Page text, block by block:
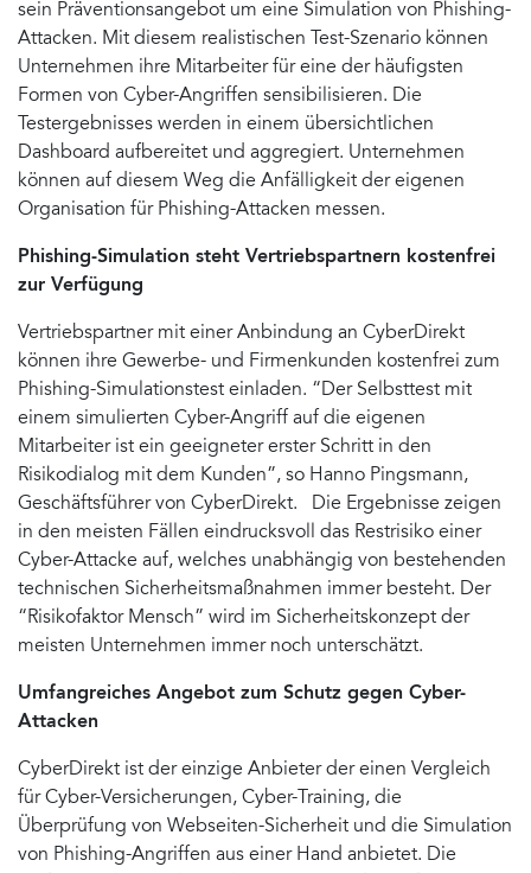
sein Präventionsangebot um eine Simulation von Phishing-
Attacken. Mit diesem realistischen Test-Szenario können
Unternehmen ihre Mitarbeiter für eine der häufigsten
Formen von Cyber-Angriffen sensibilisieren. Die
Testergebnisses werden in einem übersichtlichen
Dashboard aufbereitet und aggregiert. Unternehmen
können auf diesem Weg die Anfälligkeit der eigenen
Organisation für Phishing-Attacken messen.
Phishing-Simulation steht Vertriebspartnern kostenfrei
zur Verfügung
Vertriebspartner mit einer Anbindung an CyberDirekt
können ihre Gewerbe- und Firmenkunden kostenfrei zum
Phishing-Simulationstest einladen. “Der Selbsttest mit
einem simulierten Cyber-Angriff auf die eigenen
Mitarbeiter ist ein geeigneter erster Schritt in den
Risikodialog mit dem Kunden”, so Hanno Pingsmann,
Geschäftsführer von CyberDirekt. Die Ergebnisse zeigen
in den meisten Fällen eindrucksvoll das Restrisiko einer
Cyber-Attacke auf, welches unabhängig von bestehenden
technischen Sicherheitsmaßnahmen immer besteht. Der
“Risikofaktor Mensch” wird im Sicherheitskonzept der
meisten Unternehmen immer noch unterschätzt.
Umfangreiches Angebot zum Schutz gegen Cyber-
Attacken
CyberDirekt ist der einzige Anbieter der einen Vergleich
für Cyber-Versicherungen, Cyber-Training, die
Überprüfung von Webseiten-Sicherheit und die Simulation
von Phishing-Angriffen aus einer Hand anbietet. Die